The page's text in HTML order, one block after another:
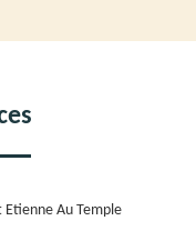
Au Temple